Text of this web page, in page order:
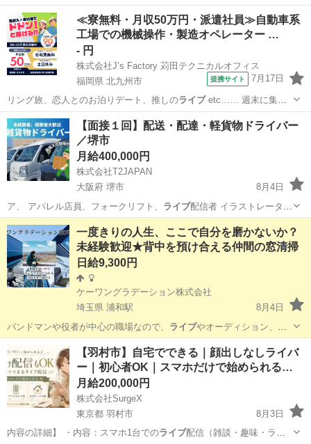
ー、パーソナル…
大阪 堺市 物流 個人
≪寮無料・月収50万円・派遣社員≫自動車系
工場での機械操作・製造オペレーター …
- 円
株式会社J’s Factory 苅田テクニカルオフィス
福岡県 北九州市
提携サイト 7月17日
リング旅、恋人とのお泊りデート、推しのライブetc…… 週末に集中
しがちな楽しい…
福岡 北九州市 その他
【面接１回】配送・配達・軽貨物ドライバー
／堺市
月給400,000円
株式会社T2JAPAN
大阪府 堺市
8月4日
ア、 アパレル店員、フォークリフト、 ライブ配信者 イラストレータ
ー、パーソナル…
大阪 堺市 配送 タクシー運転手
一度きりの人生、ここで自分を磨かないか？
未経験歓迎★背中を預け合える仲間の窓清掃
日給9,300円
ケーワングラデーション株式会社
埼玉県 浦和駅
8月4日
バンドマンや役者が中心の職場なので、 ライブやオーディション、練
習などの休み調整も…
さいたま市 浦和駅 留学生
【羽村市】自宅でできる｜顔出しなしライバ
ー｜初心者OK｜スマホだけで始められる…
月給200,000円
株式会社SurgeX
東京都 羽村市
8月3日
内容の詳細】 ・内容：スマホ1台でのライブ配信（雑談・趣味・ラジ